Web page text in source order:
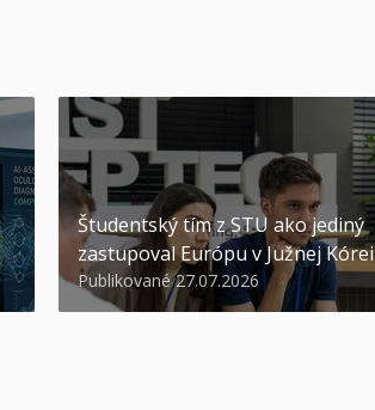
Študentský tím z STU ako jediný
zastupoval Európu v Južnej Kórei
Publikované 27.07.2026